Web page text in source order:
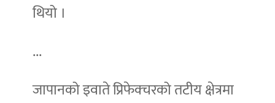
थियो ।
...
जापानको इवाते प्रिफेक्चरको तटीय क्षेत्रमा